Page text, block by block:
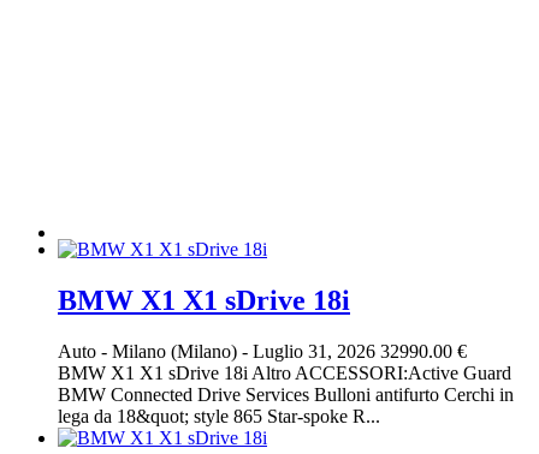
BMW X1 X1 sDrive 18i
Auto - Milano (Milano) - Luglio 31, 2026 32990.00 €
BMW X1 X1 sDrive 18i Altro ACCESSORI:Active Guard
BMW Connected Drive Services Bulloni antifurto Cerchi in
lega da 18&quot; style 865 Star-spoke R...